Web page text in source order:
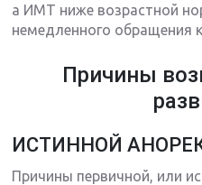
а ИМТ ниже возрастной
немедленного обращения
Причины
ИСТИННОЙ
Причины первичной, или